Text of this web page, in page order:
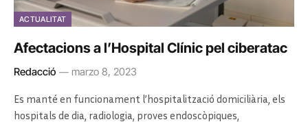
ACTUALITAT
Afectacions a l’Hospital Clínic pel ciberatac
Redacció marzo 8, 2023
Es manté en funcionament l’hospitalització domiciliària, els
hospitals de dia, radiologia, proves endoscòpiques,